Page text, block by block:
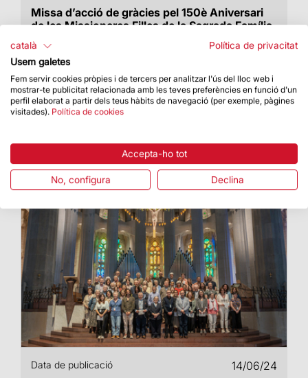
Missa d’acció de gràcies pel 150è Aniversari
de les Missioneres Filles de la Sagrada Família
de Natzaret
L’eucaristia va ser presidida pel Cardenal Joan
Josep Omella i Omella, Arquebisbe de
Barcelona
Data de publicació
14/06/24
català
Política de privacitat
Usem galetes
Fem servir cookies pròpies i de tercers per analitzar l'ús del lloc web i
mostrar-te publicitat relacionada amb les teves preferències en funció d'un
perfil elaborat a partir dels teus hàbits de navegació (per exemple, pàgines
visitades). Política de cookies
Accepta-ho tot
No, configura Declina